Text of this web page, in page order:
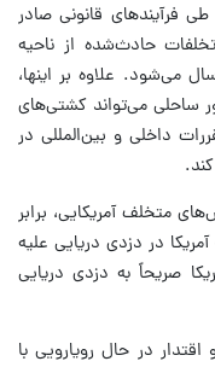
فرآیندهای قانونی صادر
حادث‌شده از ناحیه
می‌شود. علاوه بر اینها،
حقوق دریاها ۱۹۸۲، کشور ساحلی می‌تواند کشتی‌های
داخلی و بین‌المللی در
متخلف آمریکایی، برابر
در دزدی دریایی علیه
صریحاً به دزدی دریایی
در حال رویارویی با